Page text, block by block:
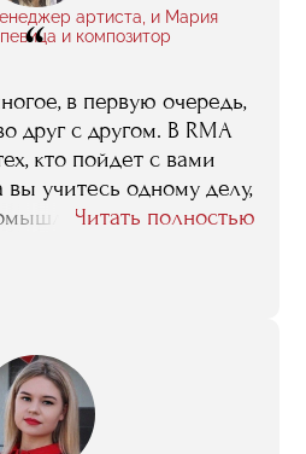
артиста, и Мария
и композитор
“
в первую очередь,
друг с другом. В RMA
кто пойдет с вами
вы учитесь одному делу,
Со
Читать полностью